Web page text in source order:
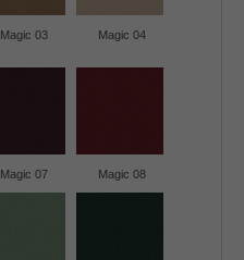
Magic 03 Magic 04
Magic 07 Magic 08